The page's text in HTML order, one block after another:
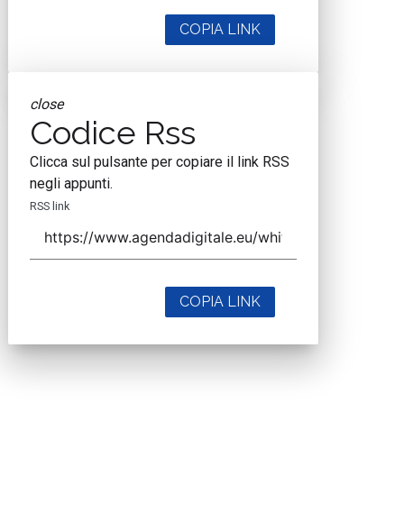
COPIA LINK
close
Codice Rss
Clicca sul pulsante per copiare il link RSS
negli appunti.
RSS link
COPIA LINK